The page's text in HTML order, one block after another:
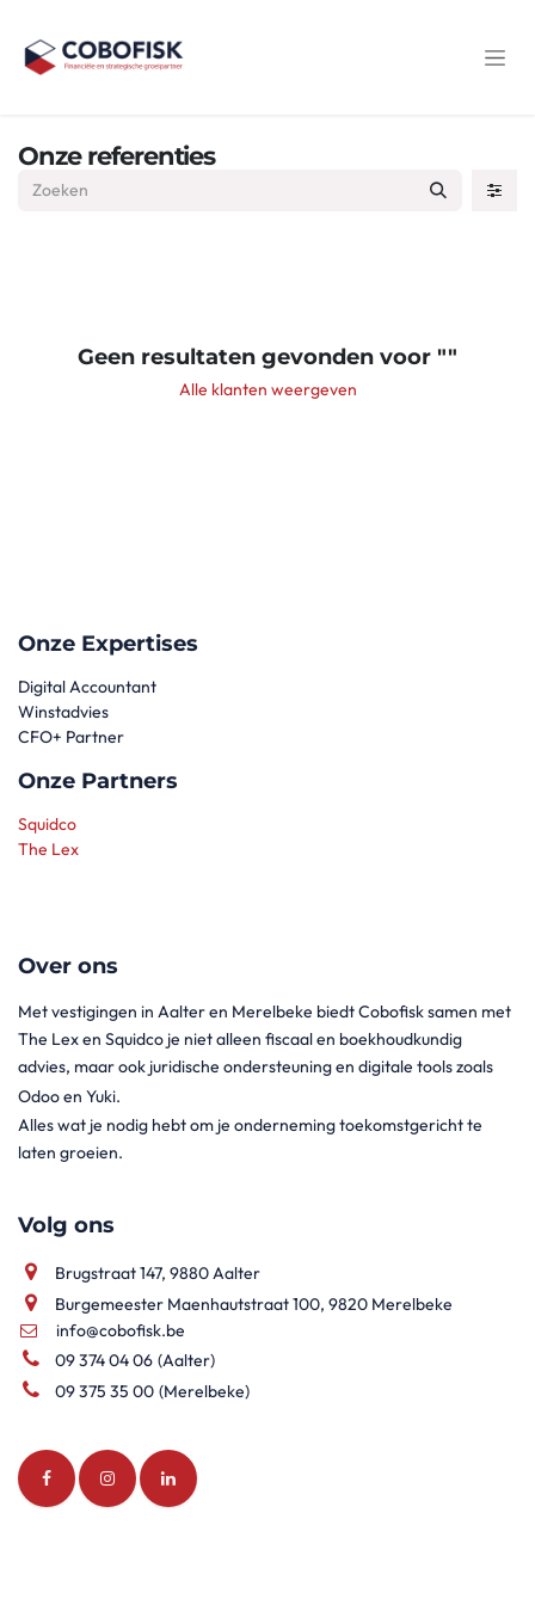
Onze referenties
Geen resultaten gevonden voor ""
Alle klanten weergeven
Onze Expertises
Digital Accountant
Winstadvies
CFO+ Partner
Onze Partners
Squidco
The Lex
Over ons
Met vestigingen in Aalter en Merelbeke biedt Cobofisk samen met
The Lex en Squidco je niet alleen fiscaal en boekhoudkundig
advies, maar ook juridische ondersteuning en digitale tools zoals
Odoo en Yuki.
Alles wat je nodig hebt om je onderneming toekomstgericht te
laten groeien.
Volg ons
Brugstraat 147, 9880 Aalter
Burgemeester Maenhautstraat 100, 9820 Merelbeke
info@cobofisk.be
09 374 04 06 (Aalter)
09 375 35 00 (Merelbeke)